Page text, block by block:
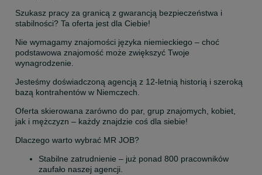
Szukasz pracy za granicą z gwarancją bezpieczeństwa i
stabilności? Ta oferta jest dla Ciebie!
Nie wymagamy znajomości języka niemieckiego – choć
podstawowa znajomość może zwiększyć Twoje
wynagrodzenie.
Jesteśmy doświadczoną agencją z 12-letnią historią i szeroką
bazą kontrahentów w Niemczech.
Oferta skierowana zarówno do par, grup znajomych, kobiet,
jak i mężczyzn – każdy znajdzie coś dla siebie!
Dlaczego warto wybrać MR JOB?
Stabilne zatrudnienie – już ponad 800 pracowników
zaufało naszej agencji.